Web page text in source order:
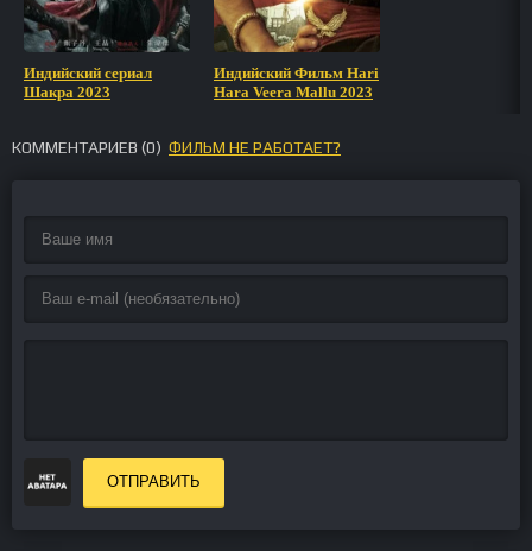
Индийский сериал
Шакра 2023
Индийский Фильм Hari
Hara Veera Mallu 2023
КОММЕНТАРИЕВ (0) ФИЛЬМ НЕ РАБОТАЕТ?
ОТПРАВИТЬ